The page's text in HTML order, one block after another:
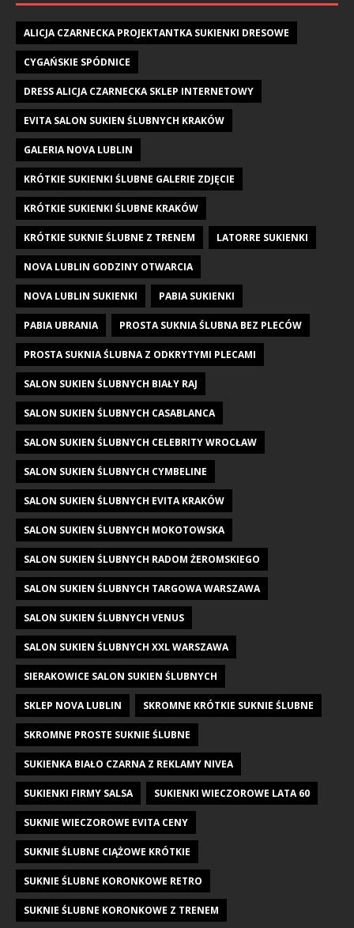
ALICJA CZARNECKA PROJEKTANTKA SUKIENKI DRESOWE
CYGAŃSKIE SPÓDNICE
DRESS ALICJA CZARNECKA SKLEP INTERNETOWY
EVITA SALON SUKIEN ŚLUBNYCH KRAKÓW
GALERIA NOVA LUBLIN
KRÓTKIE SUKIENKI ŚLUBNE GALERIE ZDJĘCIE
KRÓTKIE SUKIENKI ŚLUBNE KRAKÓW
KRÓTKIE SUKNIE ŚLUBNE Z TRENEM LATORRE SUKIENKI
NOVA LUBLIN GODZINY OTWARCIA
NOVA LUBLIN SUKIENKI PABIA SUKIENKI
PABIA UBRANIA PROSTA SUKNIA ŚLUBNA BEZ PLECÓW
PROSTA SUKNIA ŚLUBNA Z ODKRYTYMI PLECAMI
SALON SUKIEN ŚLUBNYCH BIAŁY RAJ
SALON SUKIEN ŚLUBNYCH CASABLANCA
SALON SUKIEN ŚLUBNYCH CELEBRITY WROCŁAW
SALON SUKIEN ŚLUBNYCH CYMBELINE
SALON SUKIEN ŚLUBNYCH EVITA KRAKÓW
SALON SUKIEN ŚLUBNYCH MOKOTOWSKA
SALON SUKIEN ŚLUBNYCH RADOM ŻEROMSKIEGO
SALON SUKIEN ŚLUBNYCH TARGOWA WARSZAWA
SALON SUKIEN ŚLUBNYCH VENUS
SALON SUKIEN ŚLUBNYCH XXL WARSZAWA
SIERAKOWICE SALON SUKIEN ŚLUBNYCH
SKLEP NOVA LUBLIN SKROMNE KRÓTKIE SUKNIE ŚLUBNE
SKROMNE PROSTE SUKNIE ŚLUBNE
SUKIENKA BIAŁO CZARNA Z REKLAMY NIVEA
SUKIENKI FIRMY SALSA SUKIENKI WIECZOROWE LATA 60
SUKNIE WIECZOROWE EVITA CENY
SUKNIE ŚLUBNE CIĄŻOWE KRÓTKIE
SUKNIE ŚLUBNE KORONKOWE RETRO
SUKNIE ŚLUBNE KORONKOWE Z TRENEM